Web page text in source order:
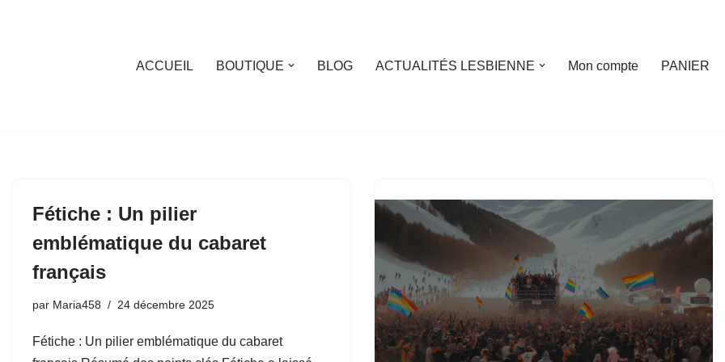
ACCUEIL BOUTIQUE BLOG ACTUALITÉS LESBIENNE Mon compte PANIER
Fétiche : Un pilier
emblématique du cabaret
français
par Maria458 24 décembre 2025
Fétiche : Un pilier emblématique du cabaret